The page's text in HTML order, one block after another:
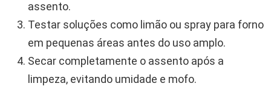
assento.
Testar soluções como limão ou spray para forno
em pequenas áreas antes do uso amplo.
Secar completamente o assento após a
limpeza, evitando umidade e mofo.